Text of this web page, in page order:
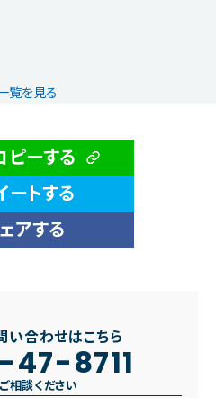
覧を見る
ピーする
ートする
アする
い合わせはこちら
47-8711
相談ください